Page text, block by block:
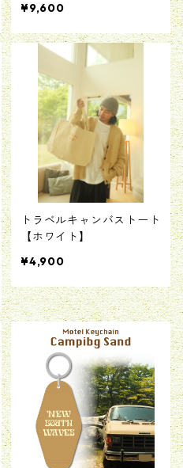
¥9,600
トラベルキャンバストート
【ホワイト】
¥4,900